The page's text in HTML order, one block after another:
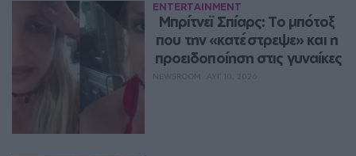
ENTERTAINMENT
Μπρίτνεϊ Σπίαρς: Το μπότοξ
που την «κατέστρεψε» και η
προειδοποίηση στις γυναίκες